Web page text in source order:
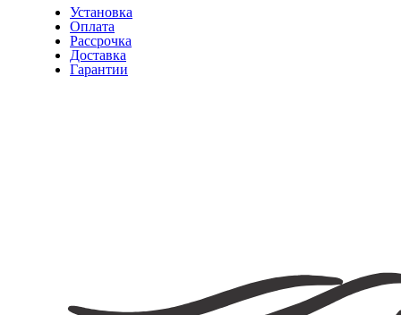
Установка
Оплата
Рассрочка
Доставка
Гарантии